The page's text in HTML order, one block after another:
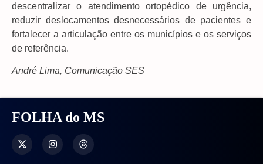
descentralizar o atendimento ortopédico de urgência,
reduzir deslocamentos desnecessários de pacientes e
fortalecer a articulação entre os municípios e os serviços
de referência.
André Lima, Comunicação SES
FOLHA do MS